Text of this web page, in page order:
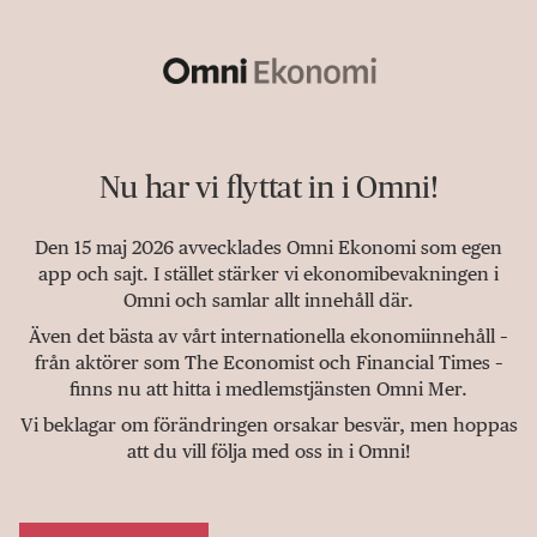
Nu har vi flyttat in i Omni!
Den 15 maj 2026 avvecklades Omni Ekonomi som egen
app och sajt. I stället stärker vi ekonomibevakningen i
Omni och samlar allt innehåll där.
Även det bästa av vårt internationella ekonomiinnehåll –
från aktörer som The Economist och Financial Times –
finns nu att hitta i medlemstjänsten Omni Mer.
Vi beklagar om förändringen orsakar besvär, men hoppas
att du vill följa med oss in i Omni!